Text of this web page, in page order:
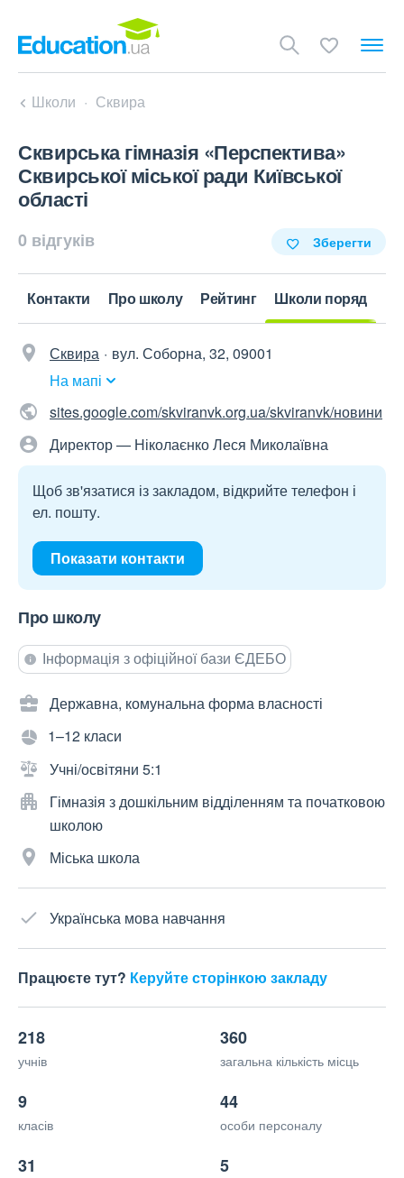
Школи Сквира
Сквирська гімназія «Перспектива»
Сквирської міської ради Київської
області
0 відгуків Зберегти
Контакти Про школу Рейтинг Школи поряд
Сквира
вул. Соборна, 32, 09001
На мапі
sites.google.com/skviranvk.org.ua/skviranvk/новини
Директор — Ніколаєнко Леся Миколаївна
Щоб зв'язатися із закладом, відкрийте телефон і
ел. пошту.
Показати контакти
Про школу
Інформація з офіційної бази ЄДЕБО
Державна, комунальна форма власності
1–12 класи
Учні/освітяни 5:1
Гімназія з дошкільним відділенням та початковою
школою
Міська школа
Українська мова навчання
Працюєте тут? Керуйте сторінкою закладу
218
учнів
360
загальна кількість місць
9
класів
44
особи персоналу
31 5